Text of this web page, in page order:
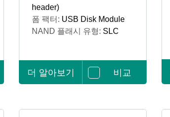
header)
폼 팩터: USB Disk Module
NAND 플래시 유형: SLC
더 알아보기 비교